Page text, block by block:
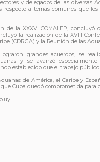
y delegados de las diversas
respecto a temas comunes que
de la XXXVI COMALEP,
la realización de la XVIII
(CDRGA) y la Reunión de las
grandes acuerdos, se
y se avanzó
establecido que el trabajo
de América, el Caribe y
Cuba quedó comprometida para